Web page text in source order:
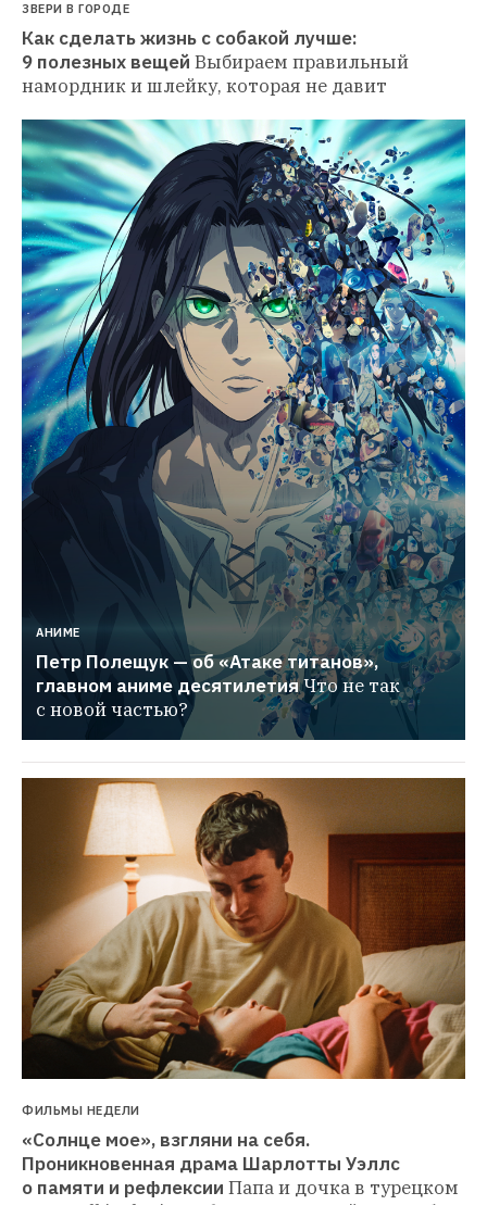
ЗВЕРИ В ГОРОДЕ
Как сделать жизнь с собакой лучше:
9 полезных вещей Выбираем правильный
намордник и шлейку, которая не давит
АНИМЕ
Петр Полещук — об «Атаке титанов»,
главном аниме десятилетияЧто не так
с новой частью?
ФИЛЬМЫ НЕДЕЛИ
«Солнце мое», взгляни на себя.
Проникновенная драма Шарлотты Уэллс
о памяти и рефлексии Папа и дочка в турецком